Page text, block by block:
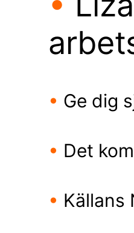
• Ge dig
• Det
• Källans